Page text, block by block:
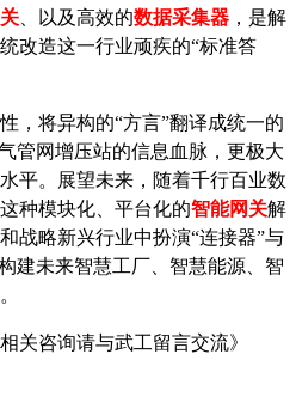
、以及高效的数据采集器 ，是解
改造这一行业顽疾的“标准答
，将异构的“方言”翻译成统一的
管网增压站的信息血脉，更极大
平。展望未来，随着千行百业数
种模块化、平台化的智能网关解
战略新兴行业中扮演“连接器”与
建未来智慧工厂、智慧能源、智
关咨询请与武工留言交流》